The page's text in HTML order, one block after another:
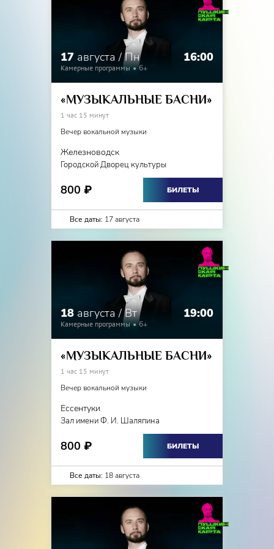
17 августа / Пн 16:00
Камерные программы 6+
«МУЗЫКАЛЬНЫЕ БАСНИ»
1 час 15 минут
Вечер вокальной музыки
Железноводск
Городской Дворец культуры
800 ₽ БИЛЕТЫ
Все даты: 17 августа
18 августа / Вт 19:00
Камерные программы 6+
«МУЗЫКАЛЬНЫЕ БАСНИ»
1 час 15 минут
Вечер вокальной музыки
Ессентуки
Зал имени Ф. И. Шаляпина
800 ₽ БИЛЕТЫ
Все даты: 18 августа